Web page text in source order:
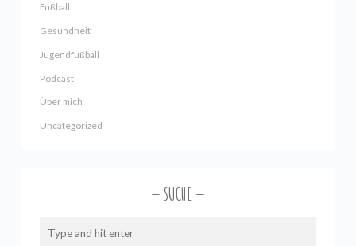
Fußball
Gesundheit
Jugendfußball
Podcast
Über mich
Uncategorized
SUCHE